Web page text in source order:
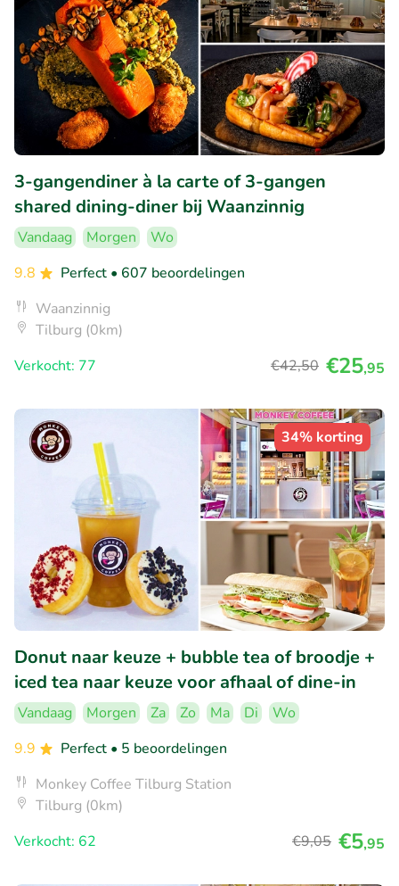
3-gangendiner à la carte of 3-gangen
shared dining-diner bij Waanzinnig
Vandaag Morgen
Wo
9.8
Perfect • 607 beoordelingen
Waanzinnig
Tilburg (0km)
Verkocht: 77
€42,50 €25,95
34% korting
Donut naar keuze + bubble tea of broodje +
iced tea naar keuze voor afhaal of dine-in
Vandaag Morgen Za Zo Ma Di
Wo
9.9
Perfect • 5 beoordelingen
Monkey Coffee Tilburg Station
Tilburg (0km)
Verkocht: 62
€9,05 €5,95